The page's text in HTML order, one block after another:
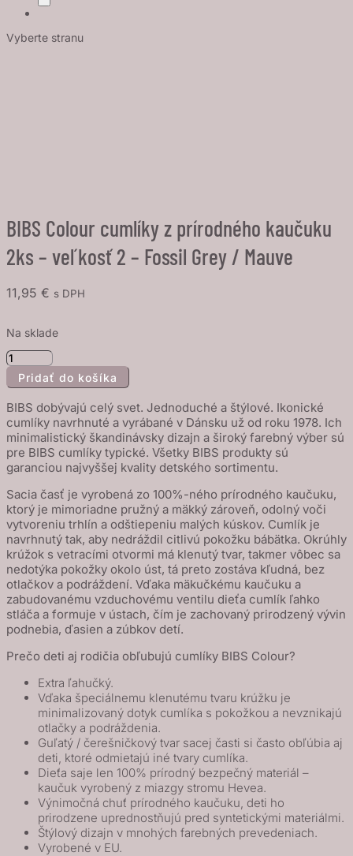
Vyberte stranu
BIBS Colour cumlíky z prírodného kaučuku
2ks – veľkosť 2 – Fossil Grey / Mauve
11,95 € s DPH
Na sklade
množstvo
BIBS
cumlíky
z
prírodného
kaučuku
2ks
-
veľkosť
2
-
Fossil
Grey
/
Mauve
Pridať do košíka
BIBS dobývajú celý svet. Jednoduché a štýlové. Ikonické
cumlíky navrhnuté a vyrábané v Dánsku už od roku 1978. Ich
minimalistický škandinávsky dizajn a široký farebný výber sú
pre BIBS cumlíky typické. Všetky BIBS produkty sú
garanciou najvyššej kvality detského sortimentu.
Sacia časť je vyrobená zo 100%-ného prírodného kaučuku,
ktorý je mimoriadne pružný a mäkký zároveň, odolný voči
vytvoreniu trhlín a odštiepeniu malých kúskov. Cumlík je
navrhnutý tak, aby nedráždil citlivú pokožku bábätka. Okrúhly
krúžok s vetracími otvormi má klenutý tvar, takmer vôbec sa
nedotýka pokožky okolo úst, tá preto zostáva kľudná, bez
otlačkov a podráždení. Vďaka mäkučkému kaučuku a
zabudovanému vzduchovému ventilu dieťa cumlík ľahko
stláča a formuje v ústach, čím je zachovaný prirodzený vývin
podnebia, ďasien a zúbkov detí.
Prečo deti aj rodičia obľubujú cumlíky BIBS Colour?
Extra ľahučký.
Vďaka špeciálnemu klenutému tvaru krúžku je
minimalizovaný dotyk cumlíka s pokožkou a nevznikajú
otlačky a podráždenia.
Guľatý / čerešničkový tvar sacej časti si často obľúbia aj
deti, ktoré odmietajú iné tvary cumlíka.
Dieťa saje len 100% prírodný bezpečný materiál –
kaučuk vyrobený z miazgy stromu Hevea.
Výnimočná chuť prírodného kaučuku, deti ho
prirodzene uprednostňujú pred syntetickými materiálmi.
Štýlový dizajn v mnohých farebných prevedeniach.
Vyrobené v EU.